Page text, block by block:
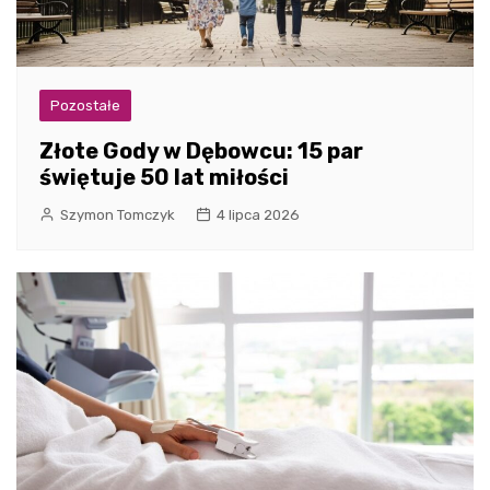
Pozostałe
Złote Gody w Dębowcu: 15 par
świętuje 50 lat miłości
Szymon Tomczyk 4 lipca 2026